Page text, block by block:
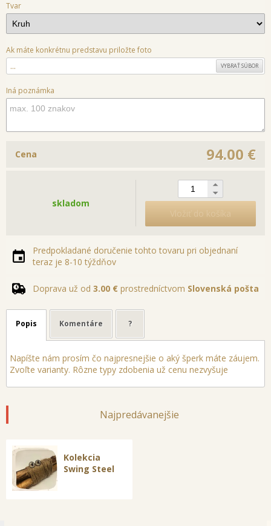
Najpredávanejšie
Kolekcia
Swing Steel
Tvar
Ak máte konkrétnu predstavu priložte foto
... VYBRAŤ SÚBOR
Iná poznámka
94.00 €
Cena
skladom
Vložiť do košíka
Predpokladané doručenie tohto tovaru pri objednaní
teraz je 8-10 týždňov
Doprava už od 3.00 € prostredníctvom Slovenská pošta
Popis Komentáre ?
Napíšte nám prosím čo najpresnejšie o aký šperk máte záujem.
Zvoľte varianty. Rôzne typy zdobenia už cenu nezvyšuje